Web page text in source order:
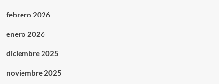
febrero 2026
enero 2026
diciembre 2025
noviembre 2025